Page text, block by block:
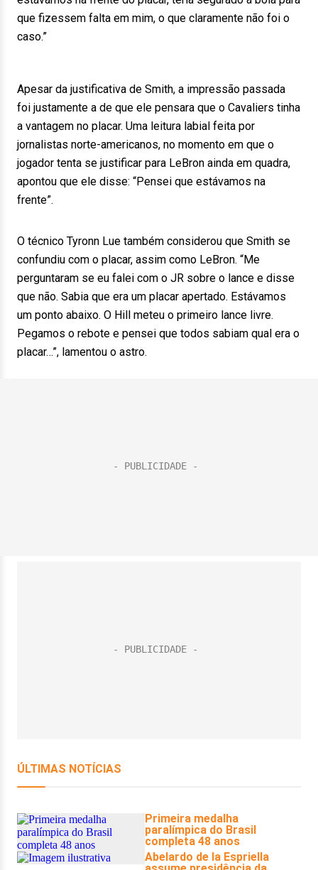
que fizessem falta em mim, o que claramente não foi o
caso.”
Apesar da justificativa de Smith, a impressão passada
foi justamente a de que ele pensara que o Cavaliers tinha
a vantagem no placar. Uma leitura labial feita por
jornalistas norte-americanos, no momento em que o
jogador tenta se justificar para LeBron ainda em quadra,
apontou que ele disse: “Pensei que estávamos na
frente”.
O técnico Tyronn Lue também considerou que Smith se
confundiu com o placar, assim como LeBron. “Me
perguntaram se eu falei com o JR sobre o lance e disse
que não. Sabia que era um placar apertado. Estávamos
um ponto abaixo. O Hill meteu o primeiro lance livre.
Pegamos o rebote e pensei que todos sabiam qual era o
placar…”, lamentou o astro.